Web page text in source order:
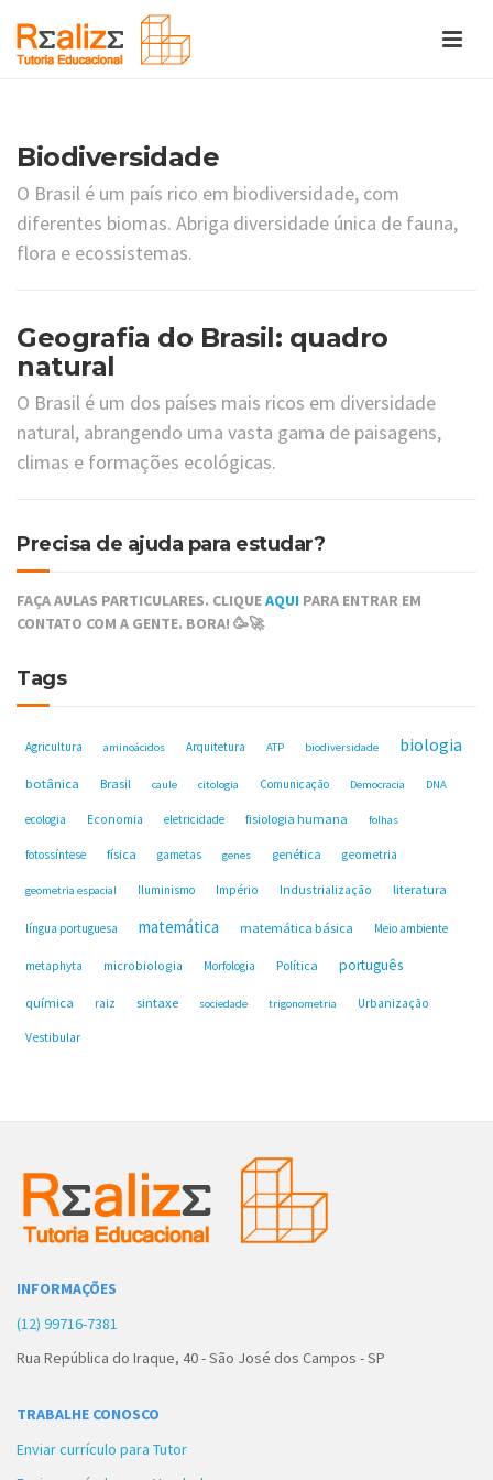
Biodiversidade
O Brasil é um país rico em biodiversidade, com
diferentes biomas. Abriga diversidade única de fauna,
flora e ecossistemas.
Geografia do Brasil: quadro
natural
O Brasil é um dos países mais ricos em diversidade
natural, abrangendo uma vasta gama de paisagens,
climas e formações ecológicas.
Precisa de ajuda para estudar?
FAÇA AULAS PARTICULARES. CLIQUEAQUI PARA ENTRAR EM
CONTATO COM A GENTE. BORA! 🥳🚀
Tags
Agricultura aminoácidos Arquitetura ATP biodiversidade biologia
botânica Brasil caule citologia Comunicação Democracia DNA
ecologia Economia eletricidade fisiologia humana folhas
fotossíntese física gametas genes genética geometria
geometria espacial Iluminismo Império Industrialização literatura
língua portuguesa matemática matemática básica Meio ambiente
metaphyta microbiologia Morfologia Política português
química raiz sintaxe sociedade trigonometria Urbanização
Vestibular
INFORMAÇÕES
(12) 99716-7381
Rua República do Iraque, 40 - São José dos Campos - SP
TRABALHE CONOSCO
Enviar currículo para Tutor